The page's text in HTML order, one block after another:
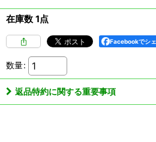
在庫数 1点
Facebookでシ
数量:
返品特約に関する重要事項